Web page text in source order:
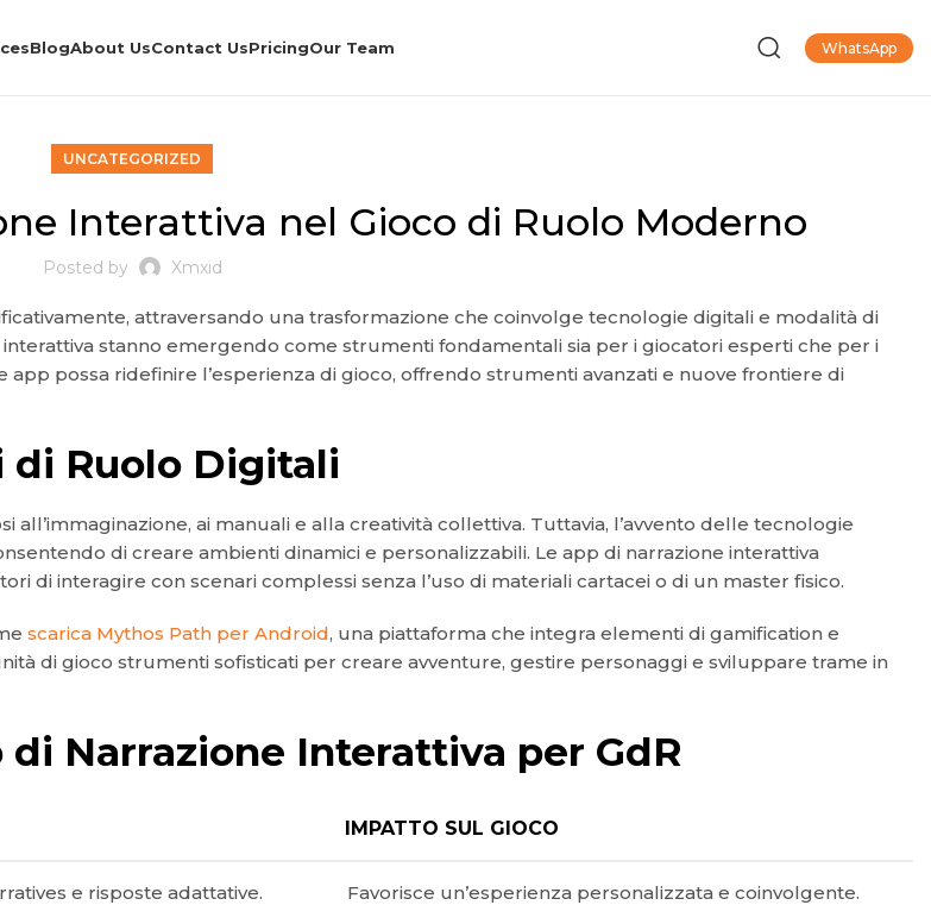
BlogAbout UsContact UsPricingOur Team WhatsApp
UNCATEGORIZED
Interattiva nel Gioco di Ruolo Moderno
Posted by Xmxid
attraversando una trasformazione che coinvolge tecnologie digitali e modalità di
stanno emergendo come strumenti fondamentali sia per i giocatori esperti che per i
possa ridefinire l’esperienza di gioco, offrendo strumenti avanzati e nuove frontiere di
di Ruolo Digitali
ai manuali e alla creatività collettiva. Tuttavia, l’avvento delle tecnologie
di creare ambienti dinamici e personalizzabili. Le app di narrazione interattiva
di interagire con scenari complessi senza l’uso di materiali cartacei o di un master fisico.
scarica Mythos Path per Android, una piattaforma che integra elementi di gamification e
di gioco strumenti sofisticati per creare avventure, gestire personaggi e sviluppare trame in
Narrazione Interattiva per GdR
IMPATTO SUL GIOCO
e risposte adattative. Favorisce un’esperienza personalizzata e coinvolgente.